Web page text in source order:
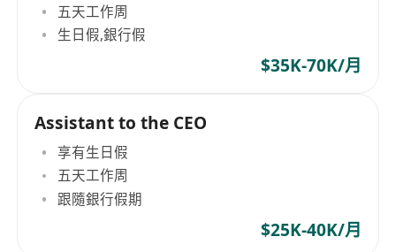
五天工作周
生日假,銀行假
$35K-70K/月
Assistant to the CEO
享有生日假
五天工作周
跟隨銀行假期
$25K-40K/月